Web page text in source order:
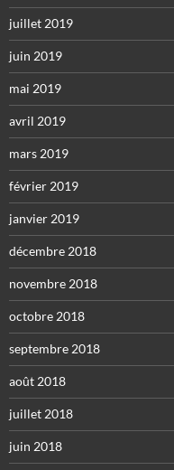
juillet 2019
juin 2019
mai 2019
avril 2019
mars 2019
février 2019
janvier 2019
décembre 2018
novembre 2018
octobre 2018
septembre 2018
août 2018
juillet 2018
juin 2018